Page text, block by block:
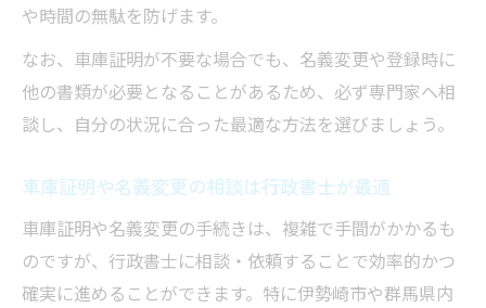
や時間の無駄を防げます。
なお、車庫証明が不要な場合でも、名義変更や登録時に
他の書類が必要となることがあるため、必ず専門家へ相
談し、自分の状況に合った最適な方法を選びましょう。
車庫証明や名義変更の相談は行政書士が最適
車庫証明や名義変更の手続きは、複雑で手間がかかるも
のですが、行政書士に相談・依頼することで効率的かつ
確実に進めることができます。特に伊勢崎市や群馬県内